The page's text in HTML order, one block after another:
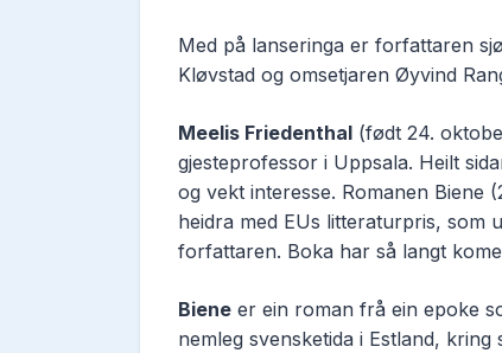
Med på lanseringa er forfattaren
Kløvstad og omsetjaren Øyvind
Meelis Friedenthal (født 24.
gjesteprofessor i Uppsala. Heilt
og vekt interesse. Romanen Biene
heidra med EUs litteraturpris, som
forfattaren. Boka har så langt
Biene er ein roman frå ein epoke
nemleg svensketida i Estland,